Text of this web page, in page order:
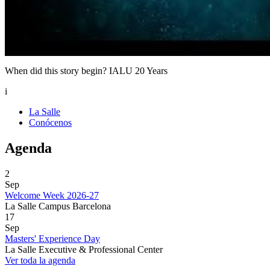
When did this story begin? IALU 20 Years
i
La Salle
Conócenos
Agenda
2
Sep
Welcome Week 2026-27
La Salle Campus Barcelona
17
Sep
Masters' Experience Day
La Salle Executive & Professional Center
Ver toda la agenda